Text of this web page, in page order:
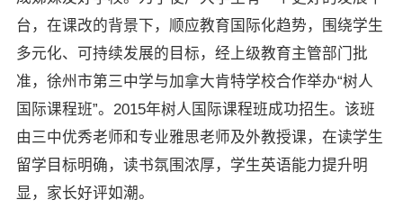
台，在课改的背景下，顺应教育国际化趋势，围绕学生
多元化、可持续发展的目标，经上级教育主管部门批
准，徐州市第三中学与加拿大肯特学校合作举办“树人
国际课程班”。2015年树人国际课程班成功招生。该班
由三中优秀老师和专业雅思老师及外教授课，在读学生
留学目标明确，读书氛围浓厚，学生英语能力提升明
显，家长好评如潮。